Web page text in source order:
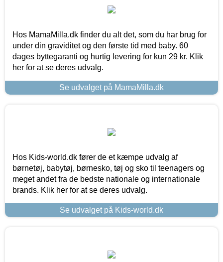
Hos MamaMilla.dk finder du alt det, som du har brug for
under din graviditet og den første tid med baby. 60
dages byttegaranti og hurtig levering for kun 29 kr. Klik
her for at se deres udvalg.
Se udvalget på MamaMilla.dk
Hos Kids-world.dk fører de et kæmpe udvalg af
børnetøj, babytøj, børnesko, tøj og sko til teenagers og
meget andet fra de bedste nationale og internationale
brands. Klik her for at se deres udvalg.
Se udvalget på Kids-world.dk